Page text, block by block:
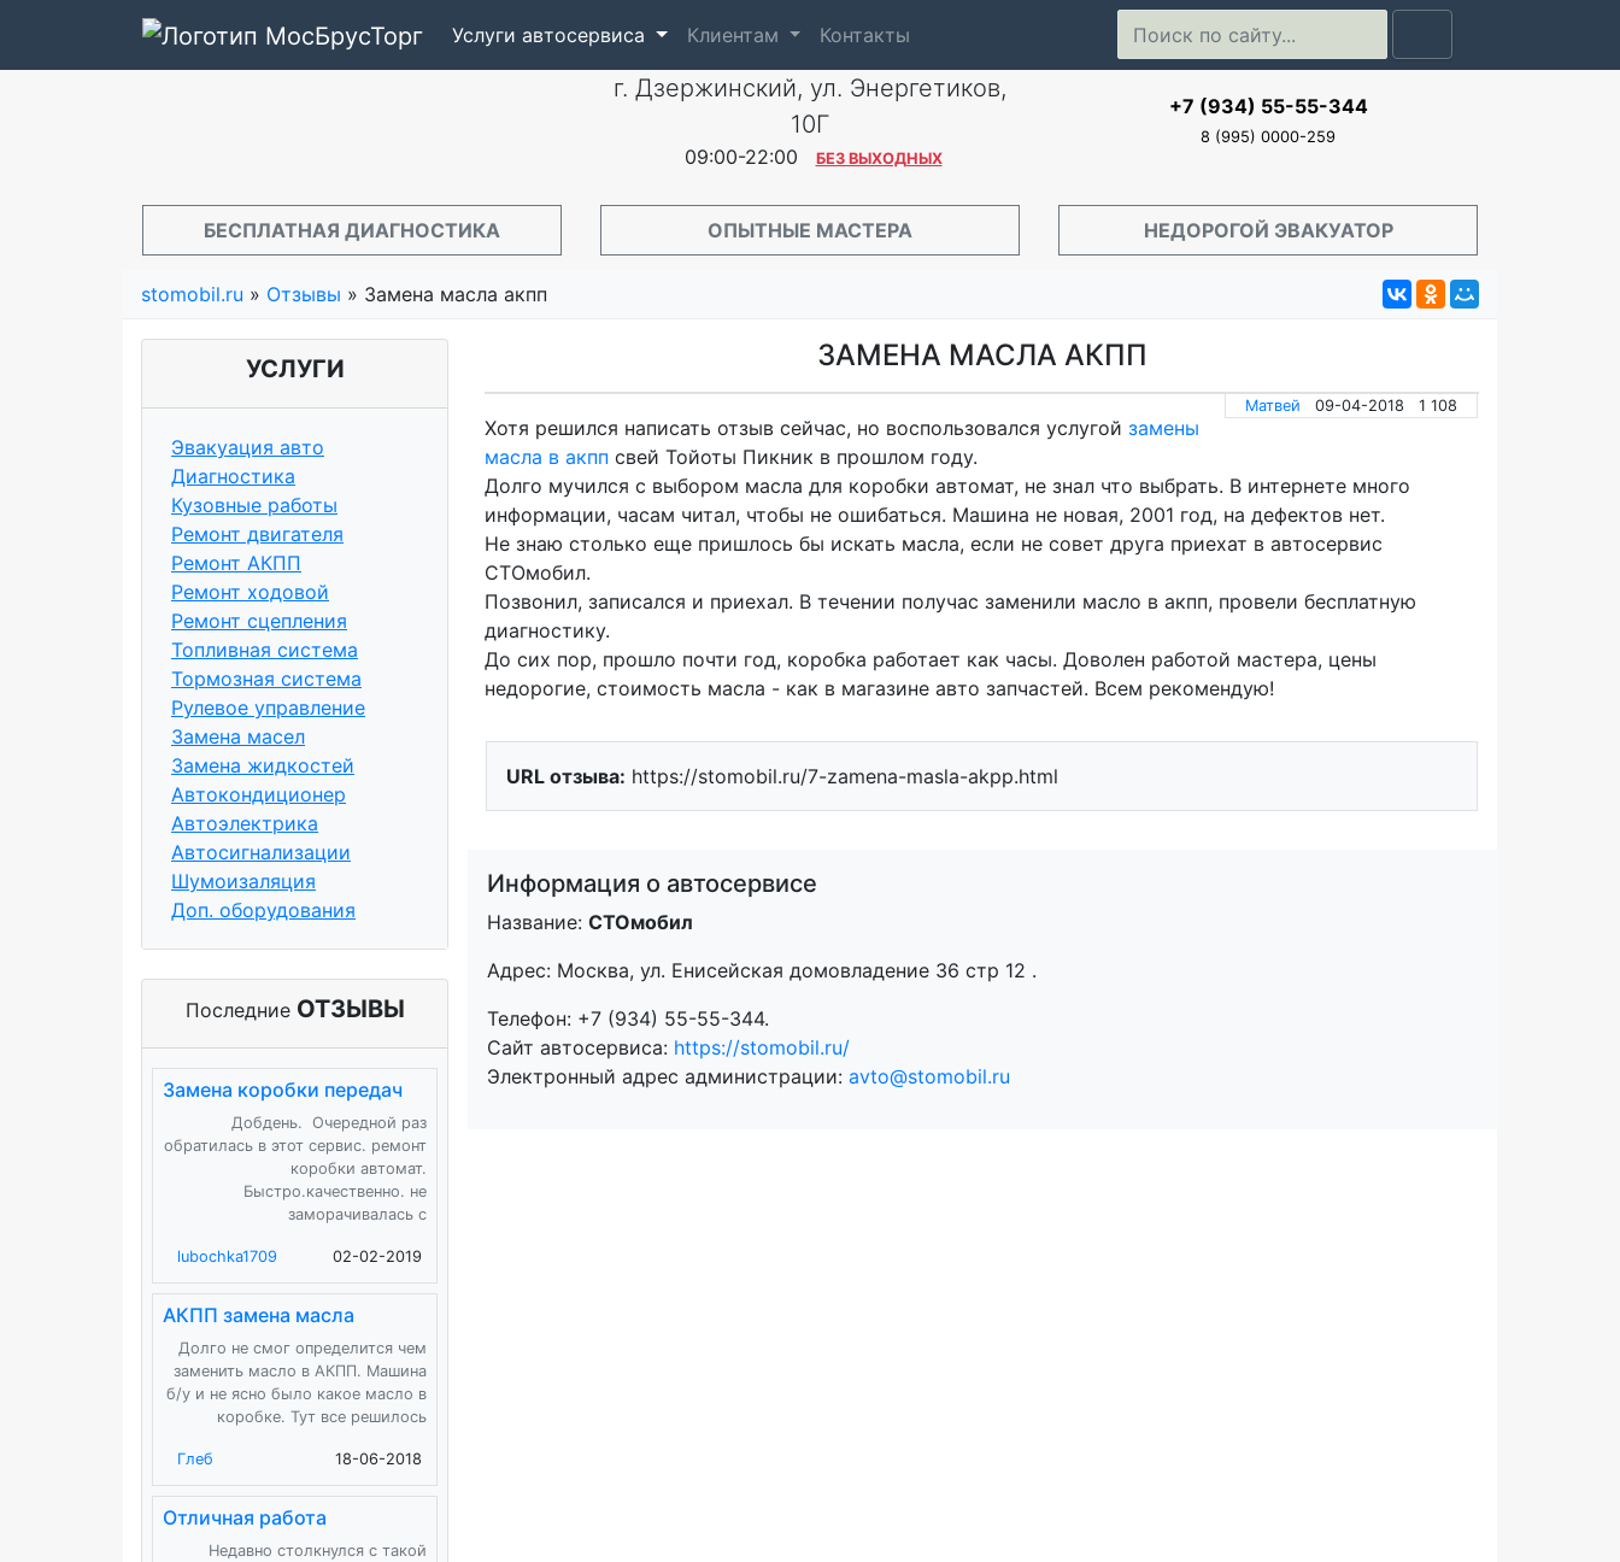
Услуги автосервиса Клиентам Контакты
г. Дзержинский, ул. Энергетиков,
10Г
09:00-22:00 БЕЗ ВЫХОДНЫХ
+7 (934) 55-55-344
8 (995) 0000-259
БЕСПЛАТНАЯ ДИАГНОСТИКА ОПЫТНЫЕ МАСТЕРА НЕДОРОГОЙ ЭВАКУАТОР
stomobil.ru » Отзывы » Замена масла акпп
УСЛУГИ
Эвакуация авто
Диагностика
Кузовные работы
Ремонт двигателя
Ремонт АКПП
Ремонт ходовой
Ремонт сцепления
Топливная система
Тормозная система
Рулевое управление
Замена масел
Замена жидкостей
Автокондиционер
Автоэлектрика
Автосигнализации
Шумоизаляция
Доп. оборудования
Последние ОТЗЫВЫ
Замена коробки передач
Добдень. Очередной раз
обратилась в этот сервис. ремонт
коробки автомат.
Быстро.качественно. не
заморачивалась с
lubochka1709 02-02-2019
АКПП замена масла
Долго не смог определится чем
заменить масло в АКПП. Машина
б/у и не ясно было какое масло в
коробке. Тут все решилось
Глеб 18-06-2018
Отличная работа
Недавно столкнулся с такой
ЗАМЕНА МАСЛА АКПП
Матвей 09-04-2018 1 108
Хотя решился написать отзыв сейчас, но воспользовался услугой замены
масла в акпп свей Тойоты Пикник в прошлом году.
Долго мучился с выбором масла для коробки автомат, не знал что выбрать. В интернете много
информации, часам читал, чтобы не ошибаться. Машина не новая, 2001 год, на дефектов нет.
Не знаю столько еще пришлось бы искать масла, если не совет друга приехат в автосервис
СТОмобил.
Позвонил, записался и приехал. В течении получас заменили масло в акпп, провели бесплатную
диагностику.
До сих пор, прошло почти год, коробка работает как часы. Доволен работой мастера, цены
недорогие, стоимость масла - как в магазине авто запчастей. Всем рекомендую!
URL отзыва: https://stomobil.ru/7-zamena-masla-akpp.html
Информация о автосервисе
Название: СТОмобил
Адрес: Москва, ул. Енисейская домовладение 36 стр 12 .
Телефон: +7 (934) 55-55-344.
Сайт автосервиса: https://stomobil.ru/
Электронный адрес администрации: avto@stomobil.ru